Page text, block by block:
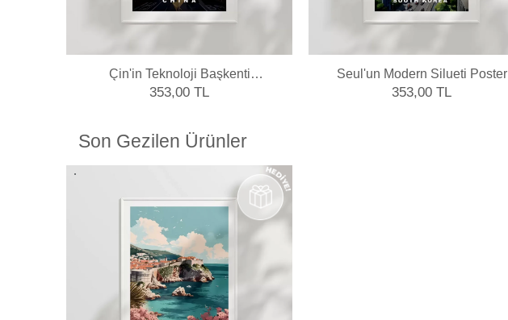
Çin'in Teknoloji Başkenti
Shenzhen Poster
353,00 TL
Seul'un Modern Silueti Poster
353,00 TL
Son Gezilen Ürünler